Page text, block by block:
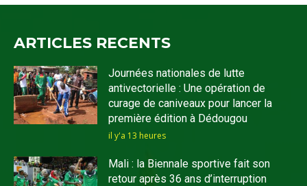
ARTICLES RECENTS
Journées nationales de lutte
antivectorielle : Une opération de
curage de caniveaux pour lancer la
première édition à Dédougou
il y'a 13 heures
Mali : la Biennale sportive fait son
retour après 36 ans d’interruption